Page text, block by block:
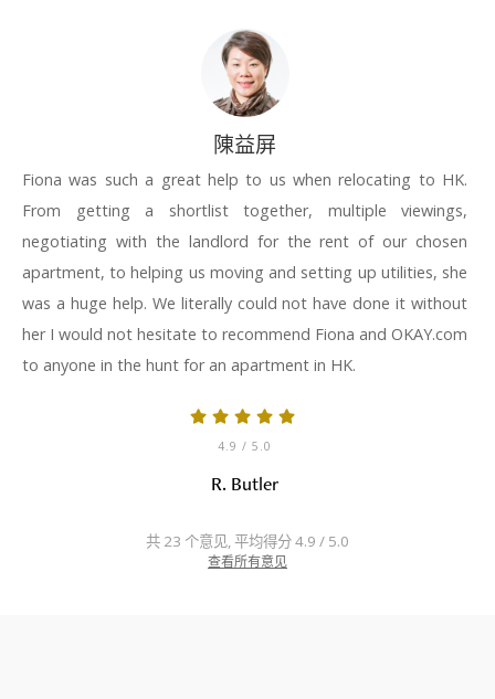
陳益屏
Fiona was such a great help to us when relocating to HK.
From getting a shortlist together, multiple viewings,
negotiating with the landlord for the rent of our chosen
apartment, to helping us moving and setting up utilities, she
was a huge help. We literally could not have done it without
her I would not hesitate to recommend Fiona and OKAY.com
to anyone in the hunt for an apartment in HK.
4.9 / 5.0
R. Butler
共 23 个意见, 平均得分 4.9 / 5.0
查看所有意见